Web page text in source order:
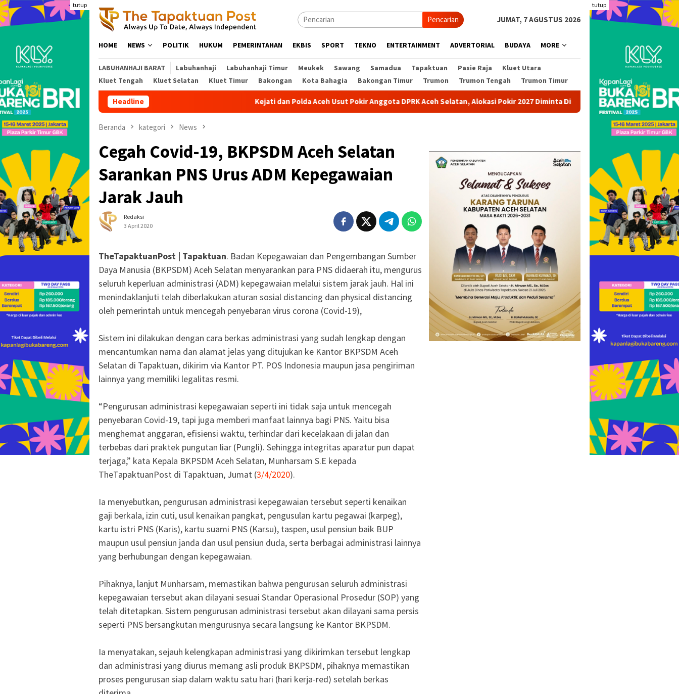
Loncat
ke
konten
tutup tutup
Pencarian JUMAT, 7 AGUSTUS 2026
HOME NEWS POLITIK HUKUM PEMERINTAHAN EKBIS SPORT TEKNO ENTERTAINMENT ADVERTORIAL BUDAYA MORE
LABUHANHAJI BARAT Labuhanhaji Labuhanhaji Timur Meukek Sawang Samadua Tapaktuan Pasie Raja
Kluet Utara
Kluet Tengah
Kluet Selatan Kluet Timur Bakongan Kota Bahagia Bakongan Timur Trumon Trumon Tengah Trumon Timur
Headline Kejati dan Polda Aceh Usut Pokir Anggota DPRK Aceh Selatan, Alokasi Pokir 2027 Diminta Dihentikan Pohon Besar Tumbang
Beranda kategori News
Cegah Covid-19, BKPSDM Aceh Selatan
Sarankan PNS Urus ADM Kepegawaian
Jarak Jauh
Redaksi
3 April 2020
TheTapaktuanPost | Tapaktuan. Badan Kepegawaian dan Pengembangan Sumber
Daya Manusia (BKPSDM) Aceh Selatan menyarankan para PNS didaerah itu, mengurus
seluruh keperluan administrasi (ADM) kepegawaian melalui sistem jarak jauh. Hal ini
menindaklanjuti telah diberlakukan aturan sosial distancing dan physical distancing
oleh pemerintah untuk mencegah penyebaran virus corona (Covid-19),
Sistem ini dilakukan dengan cara berkas administrasi yang sudah lengkap dengan
mencantumkan nama dan alamat jelas yang ditujukan ke Kantor BKPSDM Aceh
Selatan di Tapaktuan, dikirim via Kantor PT. POS Indonesia maupun jasa pengiriman
lainnya yang memiliki legalitas resmi.
“Pengurusan administrasi kepegawaian seperti ini tidak saja untuk mencegah
penyebaran Covid-19, tapi juga memberi manfaat lainnya bagi PNS. Yaitu bisa
menghemat anggaran, efisiensi waktu, terhindar dari kecelakaan di jalan dan
terbebas dari praktek pungutan liar (Pungli). Sehingga integritas aparatur pun dapat
terjaga,” kata Kepala BKPSDM Aceh Selatan, Munharsam S.E kepada
TheTapaktuanPost di Tapaktuan, Jumat (3/4/2020).
Ia menyebutkan, pengurusan administrasi kepegawaian tersebut seperti kenaikan
gaji berkala, izin cuti, usul kenaikan pangkat, pengusulan kartu pegawai (karpeg),
kartu istri PNS (Karis), kartu suami PNS (Karsu), taspen, usul pensiun baik BUP
maupun usul pensiun janda dan usul pensiun duda, serta berbagai administrasi lainnya
yang berhubungan dengan kepegawaian.
Pihaknya, lanjut Munharsam, memastikan bahwa pengurusan seluruh administrasi
kepegawaian tersebut akan dilayani sesuai Standar Operasional Prosedur (SOP) yang
telah ditetapkan. Sistem pengurusan administrasi tersebut akan dilayani sama persis
seperti PNS bersangkutan mengurusnya secara langsung ke Kantor BKPSDM.
Ia menyatakan, sejauh kelengkapan administrasi yang dikirimkan tersebut lengkap
dan administrasi yang diurus memang asli produk BKPSDM, pihaknya memastikan
proses pengurusan siap dalam waktu satu hari (hari kerja-red) setelah berkas